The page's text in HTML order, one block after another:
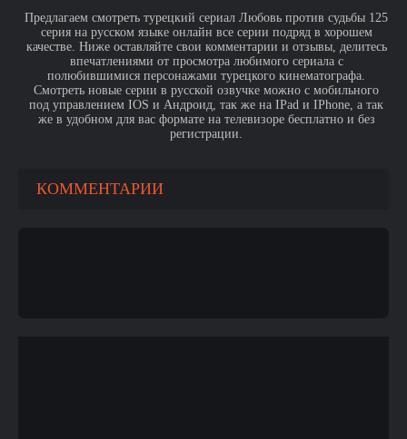
Предлагаем смотреть турецкий сериал Любовь против судьбы 125
серия на русском языке онлайн все серии подряд в хорошем
качестве. Ниже оставляйте свои комментарии и отзывы, делитесь
впечатлениями от просмотра любимого сериала с
полюбившимися персонажами турецкого кинематографа.
Смотреть новые серии в русской озвучке можно с мобильного
под управлением IOS и Андроид, так же на IPad и IPhone, а так
же в удобном для вас формате на телевизоре бесплатно и без
регистрации.
КОММЕНТАРИИ